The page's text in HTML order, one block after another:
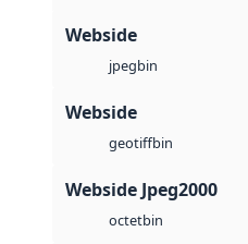
Webside
jpegbin
Webside
geotiffbin
Webside Jpeg2000
octetbin